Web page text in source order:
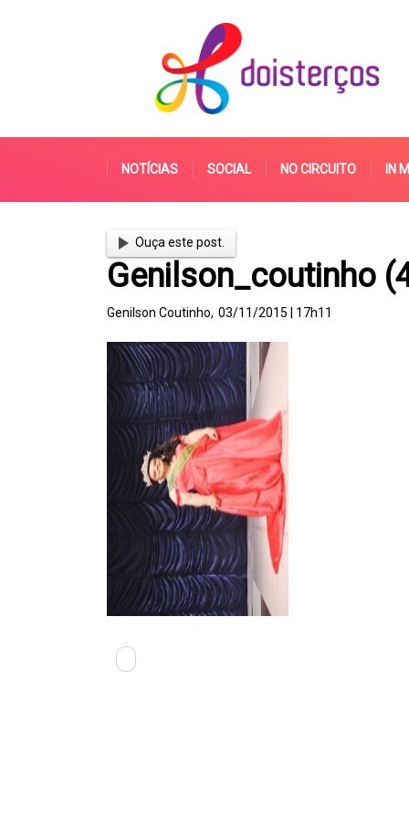
NOTÍCIAS SOCIAL NO CIRCUITO IN
Ouça este post.
Genilson_coutinho
Genilson Coutinho, 03/11/2015 | 17h11